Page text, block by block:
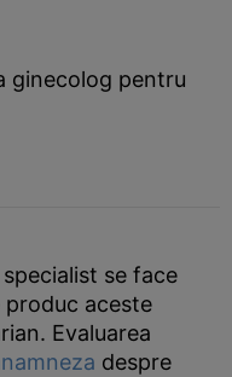
ginecolog pentru
se face
aceste
Evaluarea
despre